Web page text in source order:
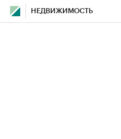
НЕДВИЖИМОСТЬ